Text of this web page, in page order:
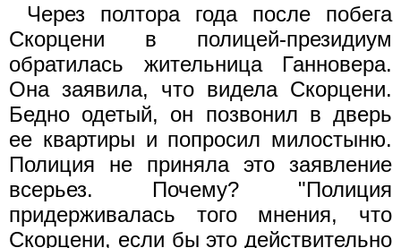
Через полтора года после побега
Скорцени в полицей-президиум
обратилась жительница Ганновера.
Она заявила, что видела Скорцени.
Бедно одетый, он позвонил в дверь
ее квартиры и попросил милостыню.
Полиция не приняла это заявление
всерьез. Почему? "Полиция
придерживалась того мнения, что
Скорцени, если бы это действительно